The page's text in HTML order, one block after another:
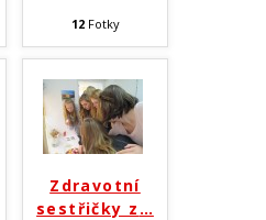
12Fotky
Zdravotní
sestřičky z …